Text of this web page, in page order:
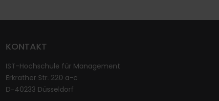
KONTAKT
IST-Hochschule für Management
Erkrather Str. 220 a-c
D-40233 Düsseldorf